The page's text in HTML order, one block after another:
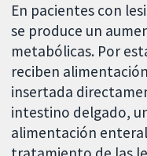
En pacientes con
se produce un
metabólicas. Por
reciben
insertada
intestino delgado,
alimentación